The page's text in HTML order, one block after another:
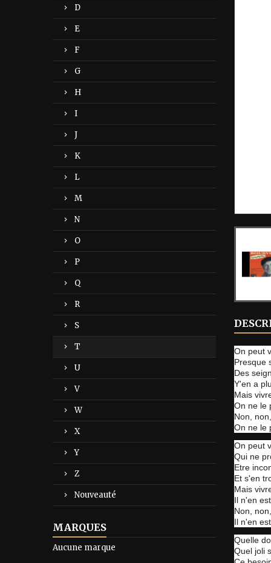
D
E
F
G
H
I
J
K
L
M
N
O
P
Q
R
S
T
U
V
W
X
Y
Z
Nouveauté
MARQUES
Aucune marque
On peut
Presque
Des
Y'en a
Mais
On ne le
Non,
On ne le
On peut
Qui ne
Etre
Et s'en
Mais
Il n'en
Non,
Il n'en
Quelle
Quel joli